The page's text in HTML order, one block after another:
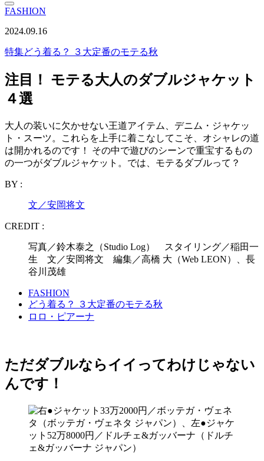
FASHION
2024.09.16
特集どう着る？ ３大定番のモテる秋
注目！ モテる大人のダブルジャケット
４選
大人の装いに欠かせない王道アイテム、デニム・ジャケッ
ト・スーツ。これらを上手に着こなしてこそ、オシャレの道
は開かれるのです！ その中で遊びのシーンで重宝するもの
の一つがダブルジャケット。では、モテるダブルって？
BY :
文／安岡将文
CREDIT :
写真／鈴木泰之（Studio Log） スタイリング／稲田一
生 文／安岡将文 編集／高橋 大（Web LEON）、長
谷川茂雄
FASHION
どう着る？ ３大定番のモテる秋
ロロ・ピアーナ
ただダブルならイイってわけじゃない
んです！